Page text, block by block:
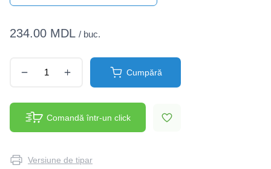
234.00 MDL / buc.
Cumpără
Comandă într-un click
Versiune de tipar